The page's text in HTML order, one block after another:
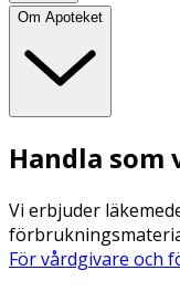
Om Apoteket
Handla
Vi erbjuder
För vårdgivare och